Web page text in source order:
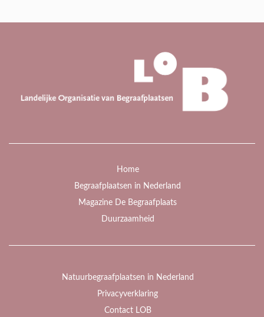
Home
Begraafplaatsen in Nederland
Magazine De Begraafplaats
Duurzaamheid
Natuurbegraafplaatsen in Nederland
Privacyverklaring
Contact LOB